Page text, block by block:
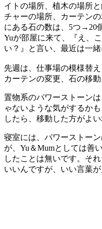
イトの場所、植木の場所
チャーの場所、カーテン
にある石の数は、5つ→20
Yuが部屋に来て、『え、
い？』と言い、最近は一
先週は、仕事場の模様替
カーテンの変更、石の移動
置物系のパワーストーン
ゃないような気がするか
したら、移動した方がよ
寝室には、パワーストー
が、Yu＆Mumとしては善
したことは無いです。そ
いいんですが、いい言葉